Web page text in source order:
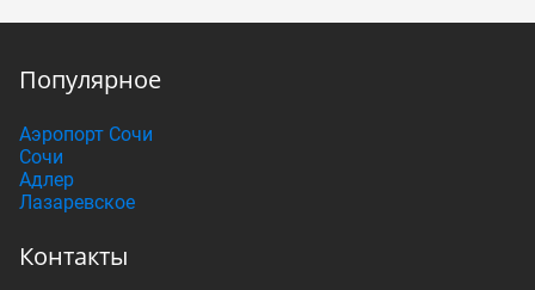
Популярное
Аэропорт Сочи
Сочи
Адлер
Лазаревское
Контакты